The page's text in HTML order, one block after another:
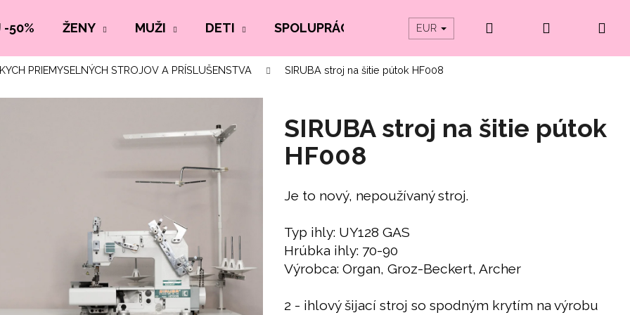
-50% ŽENY MUŽI DETI SPOLUPRÁCE PRODUKTY Z ORGANICKEJ BAVLNY
EUR Prihlásenie
PRIEMYSELNÝCH STROJOV A PRÍSLUŠENSTVA SIRUBA stroj na šitie pútok HF008
SIRUBA stroj na šitie pútok
HF008
Je to nový, nepoužívaný stroj.
Typ ihly: UY128 GAS
Hrúbka ihly: 70-90
Výrobca: Organ, Groz-Beckert, Archer
2 - ihlový šijací stroj so spodným krytím na výrobu